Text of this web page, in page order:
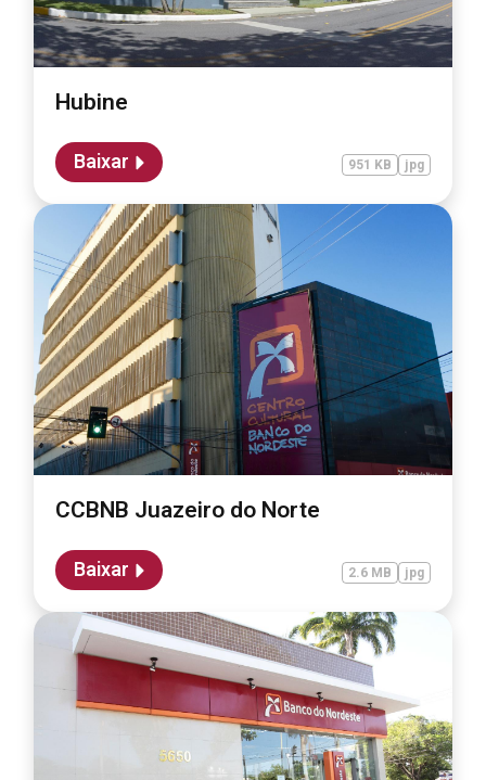
Hubine
Baixar 951 KB jpg
CCBNB Juazeiro do Norte
Baixar 2.6 MB jpg